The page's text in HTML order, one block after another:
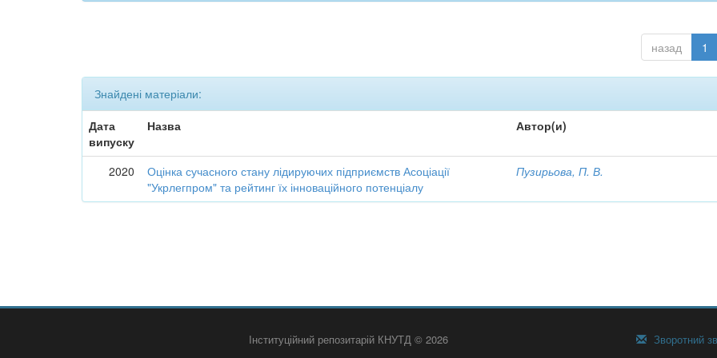
назад 1
Знайдені матеріали:
Дата
випуску
Назва Автор(и)
2020
Оцінка сучасного стану лідируючих підприємств Асоціації
"Укрлегпром" та рейтинг їх інноваційного потенціалу
Пузирьова, П. В.
Інституційний репозитарій КНУТД © 2026 Зворотний